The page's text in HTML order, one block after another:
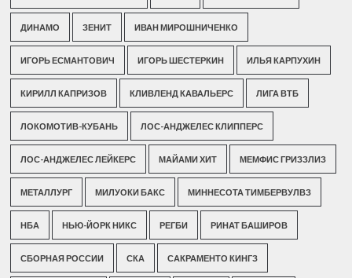
ДИНАМО ЗЕНИТ ИВАН МИРОШНИЧЕНКО
ИГОРЬ ЕСМАНТОВИЧ ИГОРЬ ШЕСТЕРКИН ИЛЬЯ КАРПУХИН
КИРИЛЛ КАПРИЗОВ КЛИВЛЕНД КАВАЛЬЕРС ЛИГА ВТБ
ЛОКОМОТИВ-КУБАНЬ ЛОС-АНДЖЕЛЕС КЛИППЕРС
ЛОС-АНДЖЕЛЕС ЛЕЙКЕРС МАЙАМИ ХИТ МЕМФИС ГРИЗЗЛИЗ
МЕТАЛЛУРГ МИЛУОКИ БАКС МИННЕСОТА ТИМБЕРВУЛВЗ
НБА НЬЮ-ЙОРК НИКС РЕГБИ РИНАТ БАШИРОВ
СБОРНАЯ РОССИИ СКА САКРАМЕНТО КИНГЗ